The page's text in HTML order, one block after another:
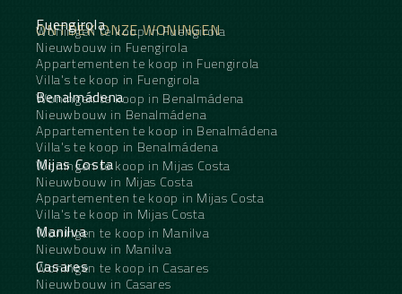
ONTDEK ONZE WONINGEN
Fuengirola
Woningen te koop in Fuengirola
Nieuwbouw in Fuengirola
Appartementen te koop in Fuengirola
Villa's te koop in Fuengirola
Benalmádena
Woningen te koop in Benalmádena
Nieuwbouw in Benalmádena
Appartementen te koop in Benalmádena
Villa's te koop in Benalmádena
Mijas Costa
Woningen te koop in Mijas Costa
Nieuwbouw in Mijas Costa
Appartementen te koop in Mijas Costa
Villa's te koop in Mijas Costa
Manilva
Woningen te koop in Manilva
Nieuwbouw in Manilva
Casares
Woningen te koop in Casares
Nieuwbouw in Casares